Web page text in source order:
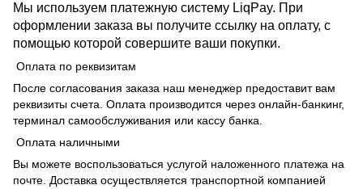
Мы используем платежную систему LiqPay. При
оформлении заказа вы получите ссылку на оплату, с
помощью которой совершите ваши покупки.
Оплата по реквизитам
После согласования заказа наш менеджер предоставит вам
реквизиты счета. Оплата производится через онлайн-банкинг,
терминал самообслуживания или кассу банка.
Оплата наличными
Вы можете воспользоваться услугой наложенного платежа на
почте. Доставка осуществляется транспортной компанией